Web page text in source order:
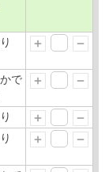
で